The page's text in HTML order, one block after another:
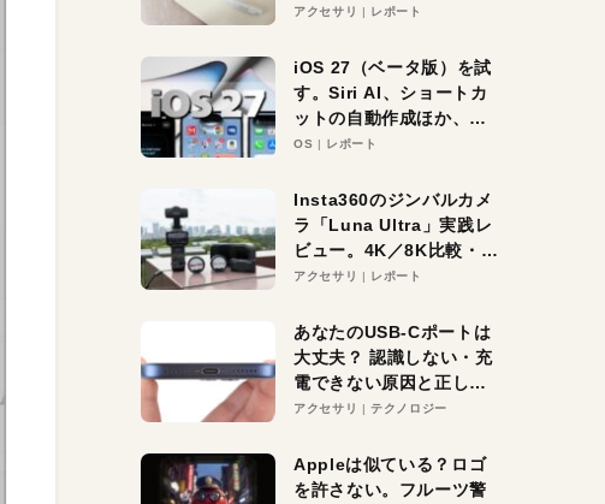
ェイ」レビュー。持ち替
アクセサリ レポート
iOS 27（ベータ版）を試
す。Siri AI、ショートカ
ットの自動作成ほか、期
待大の便利機能5選。
る未来はすぐそこ！
OS レポート
Insta360のジンバルカメ
ラ「Luna Ultra」実践レ
ビュー。4K／8K比較・ズ
ーム・夜間撮影をチェッ
アクセサリ レポート
あなたのUSB-Cポートは
大丈夫？ 認識しない・充
電できない原因と正しい
対策
アクセサリ テクノロジー
Appleは似ている？ロゴ
を許さない。フルーツ警